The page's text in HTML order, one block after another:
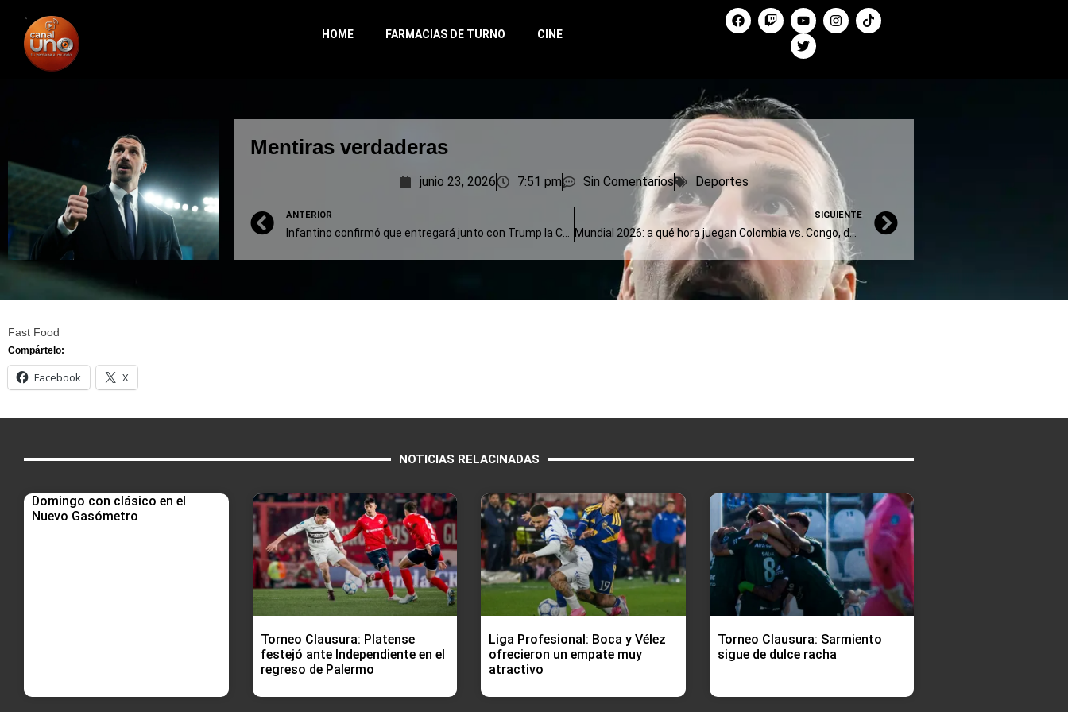
HOME FARMACIAS DE TURNO CINE
Mentiras verdaderas
junio 23, 2026 7:51 pm Sin Comentarios Deportes
ANTERIOR
Infantino confirmó que entregará junto con Trump la Copa al campeón del Mundial
SIGUIENTE
Mundial 2026: a qué hora juegan Colombia vs. Congo, dónde verlo y posibles formaciones
Fast Food
Compártelo:
Facebook X
NOTICIAS RELACINADAS
Domingo con clásico en el
Nuevo Gasómetro
Torneo Clausura: Platense
festejó ante Independiente en el
regreso de Palermo
Liga Profesional: Boca y Vélez
ofrecieron un empate muy
atractivo
Torneo Clausura: Sarmiento
sigue de dulce racha